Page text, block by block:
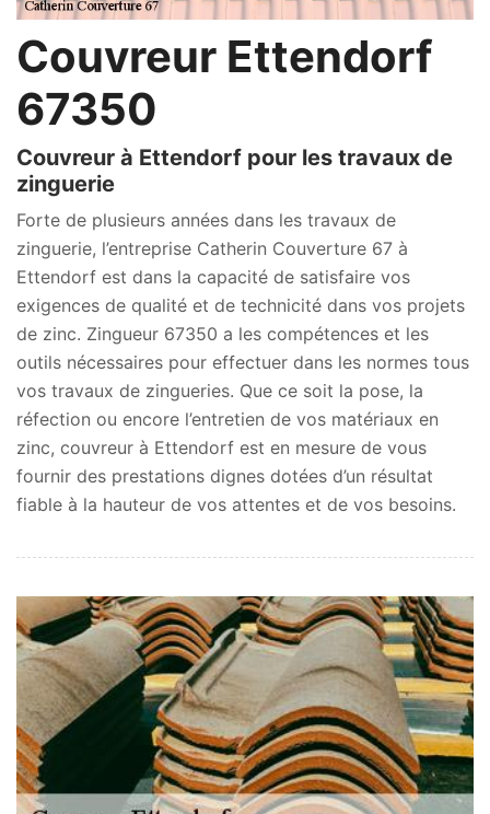
Couvreur Ettendorf
67350
Couvreur à Ettendorf pour les travaux de
zinguerie
Forte de plusieurs années dans les travaux de
zinguerie, l’entreprise Catherin Couverture 67 à
Ettendorf est dans la capacité de satisfaire vos
exigences de qualité et de technicité dans vos projets
de zinc. Zingueur 67350 a les compétences et les
outils nécessaires pour effectuer dans les normes tous
vos travaux de zingueries. Que ce soit la pose, la
réfection ou encore l’entretien de vos matériaux en
zinc, couvreur à Ettendorf est en mesure de vous
fournir des prestations dignes dotées d’un résultat
fiable à la hauteur de vos attentes et de vos besoins.